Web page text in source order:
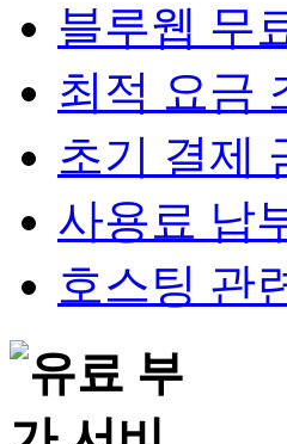
블루웹 무
최적 요금
초기 결제
사용료 납
호스팅 관